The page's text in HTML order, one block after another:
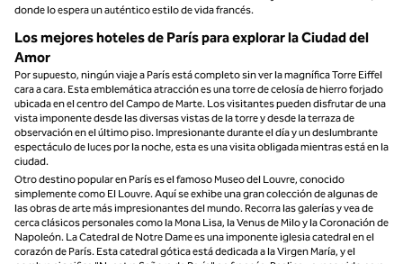
donde lo espera un auténtico estilo de vida francés.
Los mejores hoteles de París para explorar la Ciudad del
Amor
Por supuesto, ningún viaje a París está completo sin ver la magnífica Torre Eiffel
cara a cara. Esta emblemática atracción es una torre de celosía de hierro forjado
ubicada en el centro del Campo de Marte. Los visitantes pueden disfrutar de una
vista imponente desde las diversas vistas de la torre y desde la terraza de
observación en el último piso. Impresionante durante el día y un deslumbrante
espectáculo de luces por la noche, esta es una visita obligada mientras está en la
ciudad.
Otro destino popular en París es el famoso Museo del Louvre, conocido
simplemente como El Louvre. Aquí se exhibe una gran colección de algunas de
las obras de arte más impresionantes del mundo. Recorra las galerías y vea de
cerca clásicos personales como la Mona Lisa, la Venus de Milo y la Coronación de
Napoleón. La Catedral de Notre Dame es una imponente iglesia catedral en el
corazón de París. Esta catedral gótica está dedicada a la Virgen María, y el